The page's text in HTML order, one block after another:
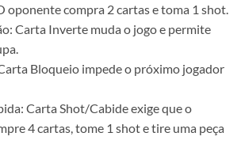
oponente compra 2 cartas e toma 1 shot.
Carta Inverte muda o jogo e permite
Bloqueio impede o próximo jogador
Carta Shot/Cabide exige que o
4 cartas, tome 1 shot e tire uma peça